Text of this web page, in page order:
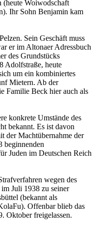
(heute Woiwodschaft
Ihr Sohn Benjamin kam
Sein Geschäft muss
er im Altonaer Adressbuch
des Grundstücks
Adolfstraße, heute
um ein kombiniertes
Mietern. Ab der
Familie Beck hier auch als
konkrete Umstände des
bekannt. Es ist davon
der Machtübernahme der
beginnenden
Juden im Deutschen Reich
wegen des
Juli 1938 zu seiner
(bekannt als
Offenbar blieb das
Oktober freigelassen.